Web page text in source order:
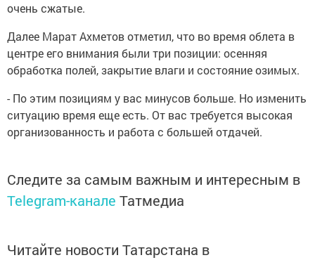
очень сжатые.
Далее Марат Ахметов отметил, что во время облета в
центре его внимания были три позиции: осенняя
обработка полей, закрытие влаги и состояние озимых.
- По этим позициям у вас минусов больше. Но изменить
ситуацию время еще есть. От вас требуется высокая
организованность и работа с большей отдачей.
Следите за самым важным и интересным в
Telegram-канале Татмедиа
Читайте новости Татарстана в